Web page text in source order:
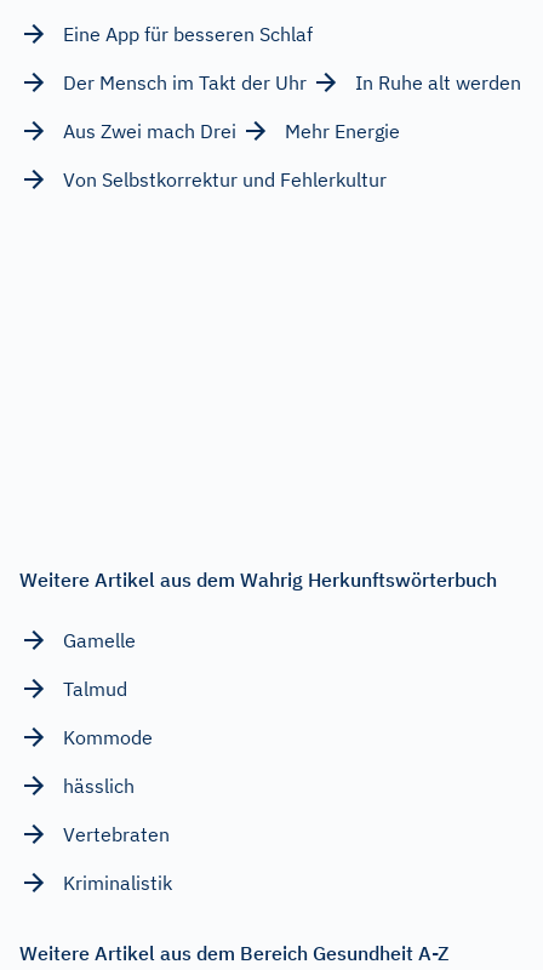
Eine App für besseren Schlaf
Der Mensch im Takt der Uhr
In Ruhe alt werden
Aus Zwei mach Drei
Mehr Energie
Von Selbstkorrektur und Fehlerkultur
Weitere Artikel aus dem Wahrig Herkunftswörterbuch
Gamelle
Talmud
Kommode
hässlich
Vertebraten
Kriminalistik
Weitere Artikel aus dem Bereich Gesundheit A-Z